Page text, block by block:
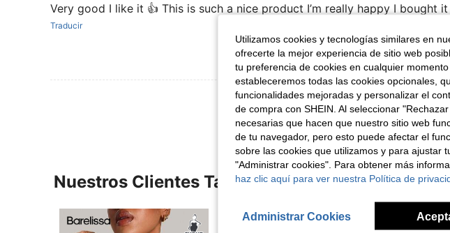
Very good I like it 👍 This is such a nice product I’m really happy I bought it
Traducir
Ver Más Reseñas
Nuestros Clientes También Vieron
Utilizamos cookies y tecnologías similares en
ofrecerte la mejor experiencia de sitio web
tu preferencia de cookies en cualquier
estableceremos todas las cookies opcionales,
funcionalidades mejoradas y personalizar el
de compra con SHEIN. Al seleccionar
necesarias que hacen que nuestro sitio web
de tu navegador, pero esto puede afectar el
sobre las cookies que utilizamos y para ajustar
"Administrar cookies". Para obtener más
haz clic aquí para ver nuestra Política de
Administrar Cookies